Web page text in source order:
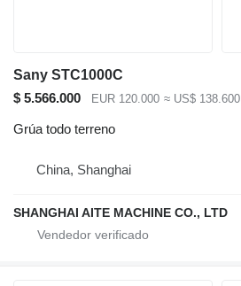
Sany STC1000C
$ 5.566.000
EUR 120.000 ≈ US$ 138.600
Grúa todo terreno
China, Shanghai
SHANGHAI AITE MACHINE CO., LTD